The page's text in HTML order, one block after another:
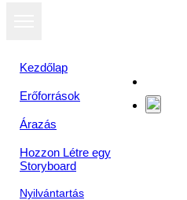
Kezdőlap
Erőforrások
Árazás
Hozzon Létre egy
Storyboard
Nyilvántartás